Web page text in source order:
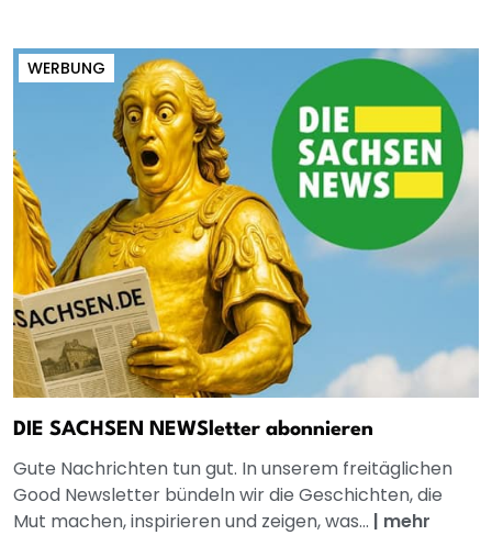
WERBUNG
DIE SACHSEN NEWSletter abonnieren
Gute Nachrichten tun gut. In unserem freitäglichen
Good Newsletter bündeln wir die Geschichten, die
Mut machen, inspirieren und zeigen, was... | mehr